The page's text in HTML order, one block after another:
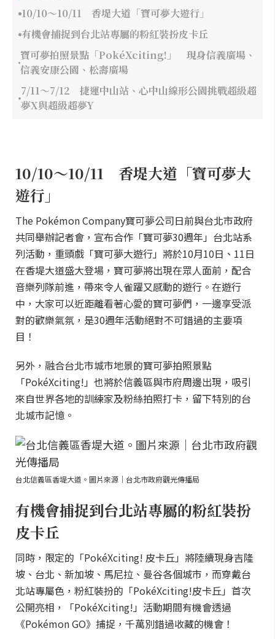
10/10～10/11 香堤大道「寶可夢大遊行」
有機會捕捉到台北站專屬的粉紅裝扮皮卡丘
寶可夢拍照景點「PokéXciting!」 現身信義廣場、
信義安康公園、松壽廣場
7/11～7/12 捷運中山站、心中山線形公園挑戰超級超
夢X與超級超夢Y
10/10～10/11 香堤大道「寶可夢大
遊行」
The Pokémon Company寶可夢公司日前與台北市政府
共同舉辦記者會，宣布合作「寶可夢30週年」台北站系
列活動，重頭戲「寶可夢大遊行」將於10月10日、11日
在香堤大道盛大登場，寶可夢將出現在眾人面前，配合
音樂列隊前進，帶來令人雀躍又感動的遊行。在遊行
中，大家可以近距離看著心愛的寶可夢們，一邊享受派
對的歡樂氣氛，是30週年活動絕對不可錯過的主要項
目！
另外，融合台北市城市地景的寶可夢拍照景點
「PokéXciting!」也將於信義區與市府周邊出現，吸引
來自世界各地的訓練家及粉絲拍照打卡，留下特別的台
北城市記憶。
台北信義區香堤大道。圖片來源｜台北市政府觀光傳播局
有機會捕捉到台北站專屬的粉紅裝扮
皮卡丘
同時，限定的「PokéXciting! 皮卡丘」將陸續現身吉隆
坡、台北、新加坡、馬尼拉、曼谷各個城市，而穿戴台
北站專屬色，粉紅裝扮的「PokéXciting!皮卡丘」首次
公開亮相，「PokéXciting!」活動期間有機會透過
《Pokémon GO》捕捉，千萬別錯過收藏的機會！